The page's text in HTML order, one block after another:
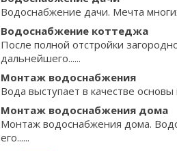
Водоснабжение дачи. Мечта
Водоснабжение коттеджа
После полной отстройки
дальнейшего......
Монтаж водоснабжения
Вода выступает в качестве
Монтаж водоснабжения дома
Монтаж водоснабжения дома.
его......